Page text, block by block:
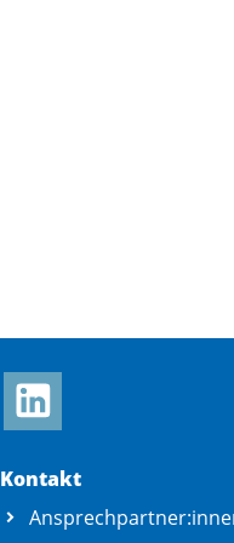
Kontakt